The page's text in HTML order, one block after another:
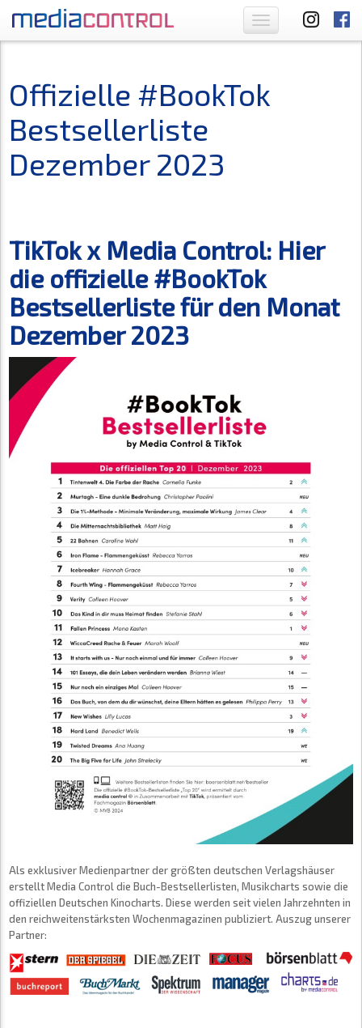
Toggle
navigation
Offizielle #BookTok
Bestsellerliste
Dezember 2023
TikTok x Media Control: Hier
die offizielle #BookTok
Bestsellerliste für den Monat
Dezember 2023
Als exklusiver Medienpartner der größten deutschen Verlagshäuser
erstellt Media Control die Buch-Bestsellerlisten, Musikcharts sowie die
offiziellen Deutschen Kinocharts. Diese werden seit vielen Jahrzehnten in
den reichweitenstärksten Wochenmagazinen publiziert. Auszug unserer
Partner: